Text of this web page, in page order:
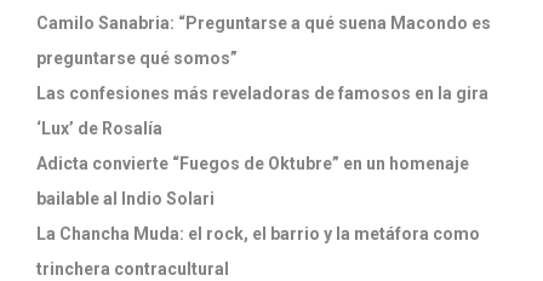
Camilo Sanabria: “Preguntarse a qué suena Macondo es
preguntarse qué somos”
Las confesiones más reveladoras de famosos en la gira
‘Lux’ de Rosalía
Adicta convierte “Fuegos de Oktubre” en un homenaje
bailable al Indio Solari
La Chancha Muda: el rock, el barrio y la metáfora como
trinchera contracultural